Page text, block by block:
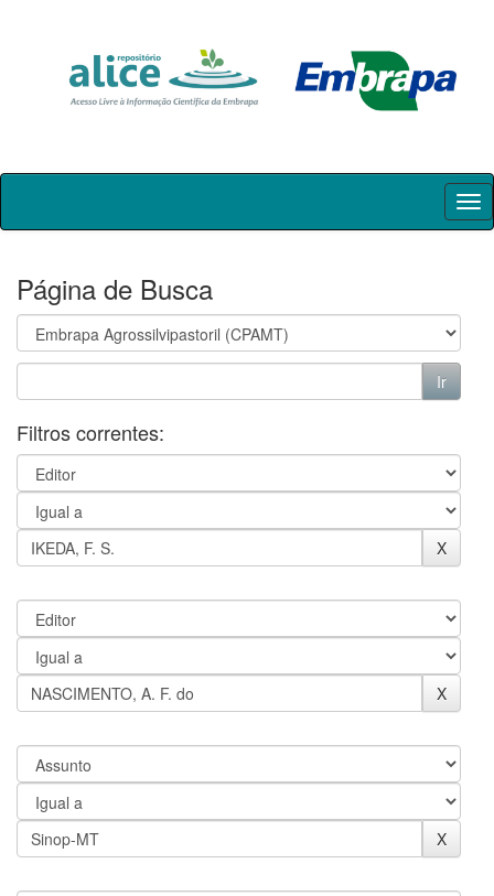
Skip
Página de Busca
Filtros correntes: